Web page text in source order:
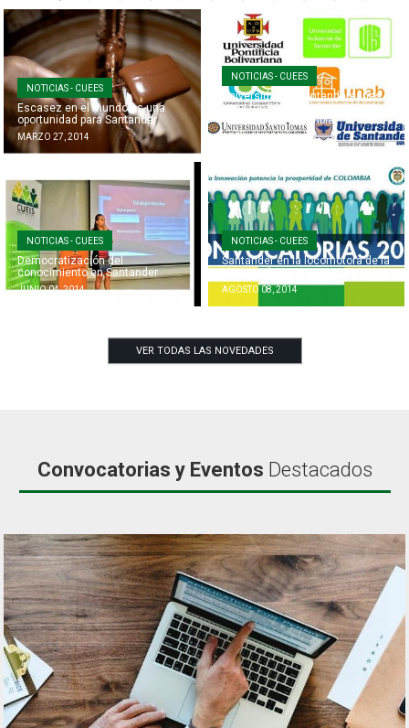
NOTICIAS - CUEES
Escasez en el mundo es una
oportunidad para Santander
MARZO 27, 2014
NOTICIAS - CUEES
Universidades Santandereanas
en el top 50 de producción
científica de Colombia
ABRIL 11, 2014
NOTICIAS - CUEES
Democratización del
conocimiento en Santander
JUNIO 04, 2014
NOTICIAS - CUEES
Santander en la locomotora de la
innovación
AGOSTO 08, 2014
VER TODAS LAS NOVEDADES
Convocatorias y Eventos Destacados